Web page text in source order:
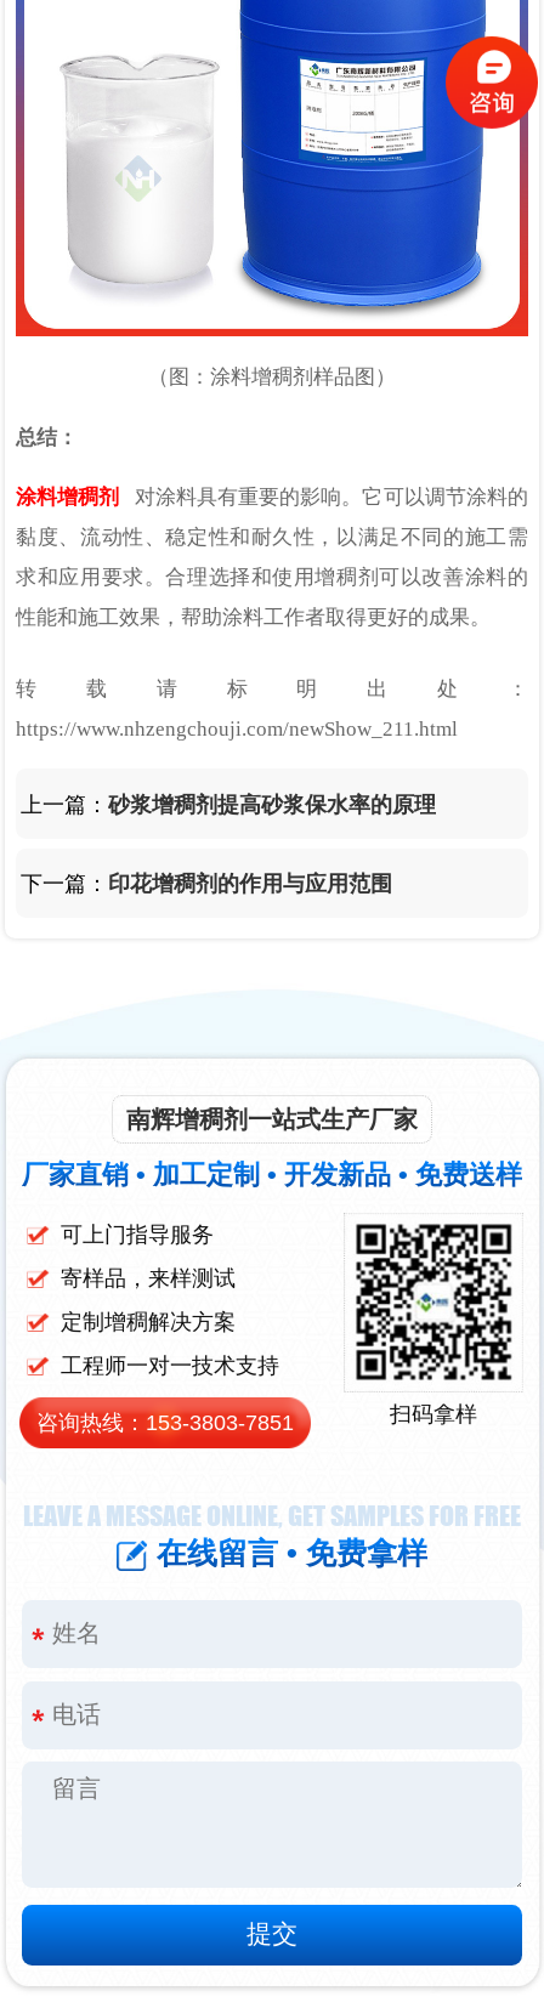
（图：涂料增稠剂样品图）
总结：
涂料增稠剂
对涂料具有重要的影响。它可以调节涂料的
黏度、流动性、稳定性和耐久性，以满足不同的施工需
求和应用要求。合理选择和使用增稠剂可以改善涂料的
性能和施工效果，帮助涂料工作者取得更好的成果。
转载请标明出处：
https://www.nhzengchouji.com/newShow_211.html
上一篇：砂浆增稠剂提高砂浆保水率的原理
下一篇： 印花增稠剂的作用与应用范围
LEAVE A MESSAGE ONLINE, GET SAMPLES FOR FREE
在线留言 • 免费拿样
南辉增稠剂一站式生产厂家
厂家直销 • 加工定制 • 开发新品 • 免费送样
可上门指导服务
寄样品，来样测试
定制增稠解决方案
工程师一对一技术支持
咨询热线： 153-3803-7851 扫码拿样